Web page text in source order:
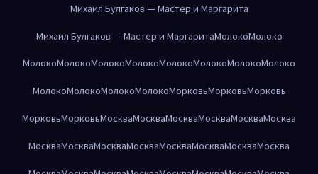
Михаил Булгаков — Мастер и Маргарита
Михаил Булгаков — Мастер и МаргаритаМолокоМолоко
МолокоМолокоМолокоМолокоМолокоМолокоМолокоМолоко
МолокоМолокоМолокоМолокоМорковьМорковьМорковь
МорковьМорковьМоскваМоскваМоскваМоскваМоскваМосква
МоскваМоскваМоскваМоскваМоскваМоскваМоскваМосква